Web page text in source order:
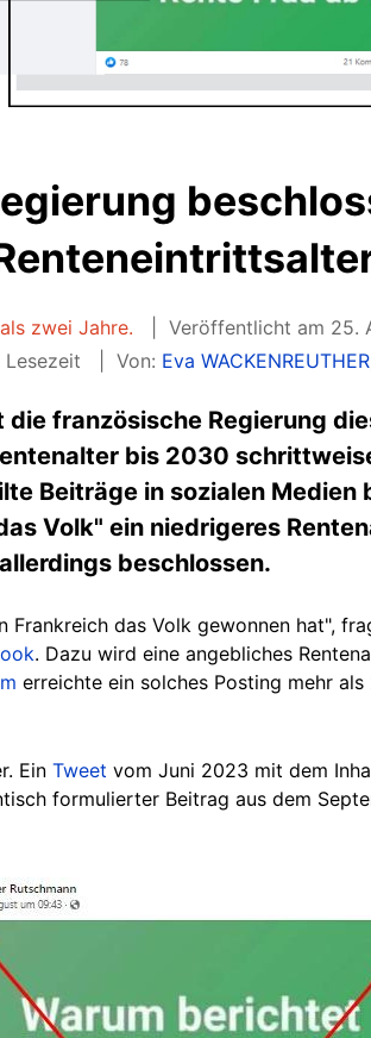
zwei Jahre.
Veröffentlicht am 25.
Von: Eva WACKENREUTHER
französische Regierung
bis 2030
Beiträge in sozialen
Volk" ein niedrigeres
beschlossen.
Frankreich das Volk gewonnen hat",
. Dazu wird eine angebliches
erreichte ein solches Posting mehr als
Ein Tweet vom Juni 2023 mit dem
formulierter Beitrag aus dem